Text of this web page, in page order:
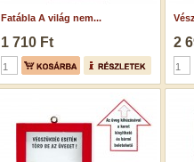
Fatábla A világ nem...
1 710 Ft 2